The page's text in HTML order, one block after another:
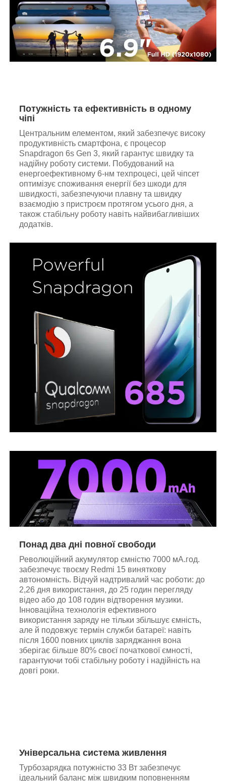
Потужність та ефективність в одному
чіпі
Центральним елементом, який забезпечує високу
продуктивність смартфона, є процесор
Snapdragon 6s Gen 3, який гарантує швидку та
надійну роботу системи. Побудований на
енергоефективному 6-нм техпроцесі, цей чіпсет
оптимізує споживання енергії без шкоди для
швидкості, забезпечуючи плавну та швидку
взаємодію з пристроєм протягом усього дня, а
також стабільну роботу навіть найвибагливіших
додатків.
Понад два дні повної свободи
Революційний акумулятор ємністю 7000 мА.год.
забезпечує твоєму Redmi 15 виняткову
автономність. Відчуй надтривалий час роботи: до
2,26 дня використання, до 25 годин перегляду
відео або до 108 годин відтворення музики.
Інноваційна технологія ефективного
використання заряду не тільки збільшує ємність,
але й подовжує термін служби батареї: навіть
після 1600 повних циклів заряджання вона
зберігає більше 80% своєї початкової ємності,
гарантуючи тобі стабільну роботу і надійність на
довгі роки.
Універсальна система живлення
Турбозарядка потужністю 33 Вт забезпечує
ідеальний баланс між швидким поповненням